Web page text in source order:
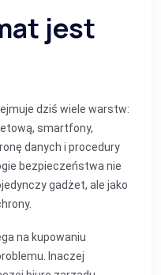
jest
dziś wiele warstw:
smartfony,
danych i procedury
bezpieczeństwa nie
gadżet, ale jako
na kupowaniu
Inaczej